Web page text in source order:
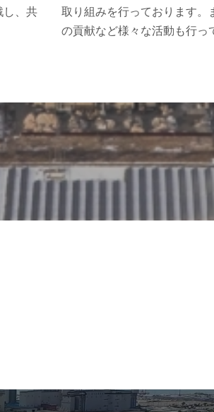
し、共
取り組みを行っております。
の貢献など様々な活動も行っ